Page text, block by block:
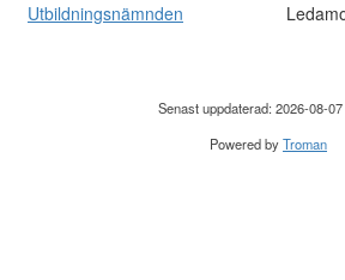
Utbildningsnämnden
Senast uppdaterad: 2026-08-07
Powered byTroman